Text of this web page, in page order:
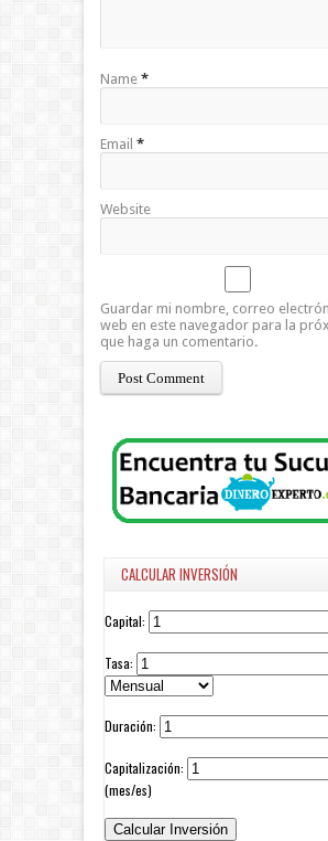
Name *
Email *
Website
Guardar mi nombre, correo
web en este navegador para la
que haga un comentario.